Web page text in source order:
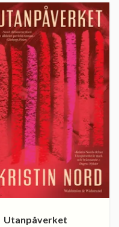
Utanpåverket